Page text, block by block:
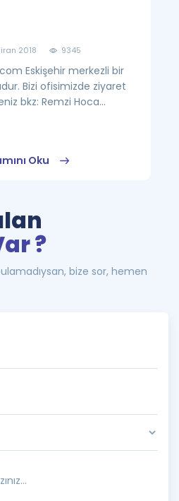
2018 9345
Eskişehir merkezli bir
Bizi ofisimizde ziyaret
bkz: Remzi Hoca...
Oku
?
bize sor, hemen